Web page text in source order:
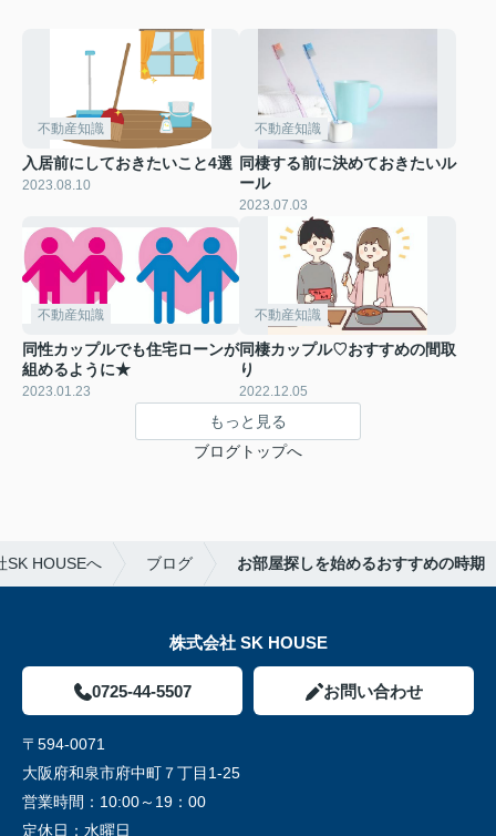
不動産知識
入居前にしておきたいこと4選
2023.08.10
不動産知識
同棲する前に決めておきたいル
ール
2023.07.03
不動産知識
同性カップルでも住宅ローンが
組めるように★
2023.01.23
不動産知識
同棲カップル♡おすすめの間取
り
2022.12.05
もっと見る
ブログトップへ
SK HOUSEへ ブログ お部屋探しを始めるおすすめの時期
株式会社 SK HOUSE
0725-44-5507 お問い合わせ
〒594-0071
大阪府和泉市府中町７丁目1-25
営業時間： 10:00～19：00
定休日： 水曜日